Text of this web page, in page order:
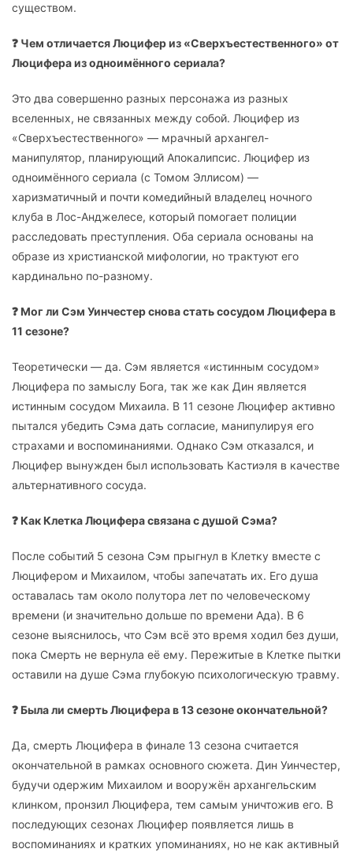
существом.
❓ Чем отличается Люцифер из «Сверхъестественного» от
Люцифера из одноимённого сериала?
Это два совершенно разных персонажа из разных
вселенных, не связанных между собой. Люцифер из
«Сверхъестественного» — мрачный архангел-
манипулятор, планирующий Апокалипсис. Люцифер из
одноимённого сериала (с Томом Эллисом) —
харизматичный и почти комедийный владелец ночного
клуба в Лос-Анджелесе, который помогает полиции
расследовать преступления. Оба сериала основаны на
образе из христианской мифологии, но трактуют его
кардинально по-разному.
❓ Мог ли Сэм Уинчестер снова стать сосудом Люцифера в
11 сезоне?
Теоретически — да. Сэм является «истинным сосудом»
Люцифера по замыслу Бога, так же как Дин является
истинным сосудом Михаила. В 11 сезоне Люцифер активно
пытался убедить Сэма дать согласие, манипулируя его
страхами и воспоминаниями. Однако Сэм отказался, и
Люцифер вынужден был использовать Кастиэля в качестве
альтернативного сосуда.
❓ Как Клетка Люцифера связана с душой Сэма?
После событий 5 сезона Сэм прыгнул в Клетку вместе с
Люцифером и Михаилом, чтобы запечатать их. Его душа
оставалась там около полутора лет по человеческому
времени (и значительно дольше по времени Ада). В 6
сезоне выяснилось, что Сэм всё это время ходил без души,
пока Смерть не вернула её ему. Пережитые в Клетке пытки
оставили на душе Сэма глубокую психологическую травму.
❓ Была ли смерть Люцифера в 13 сезоне окончательной?
Да, смерть Люцифера в финале 13 сезона считается
окончательной в рамках основного сюжета. Дин Уинчестер,
будучи одержим Михаилом и вооружён архангельским
клинком, пронзил Люцифера, тем самым уничтожив его. В
последующих сезонах Люцифер появляется лишь в
воспоминаниях и кратких упоминаниях, но не как активный